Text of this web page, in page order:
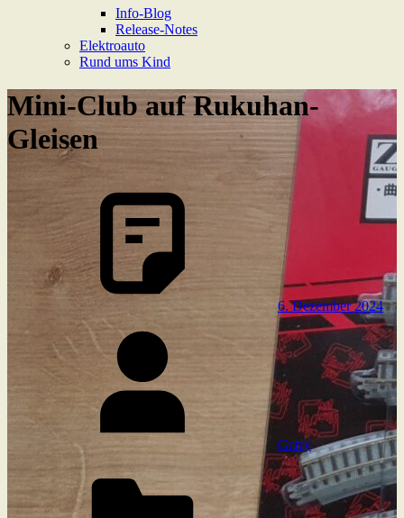
Info-Blog
Release-Notes
Elektroauto
Rund ums Kind
Mini-Club auf Rukuhan-
Gleisen
6. Dezember 2024
Gerry